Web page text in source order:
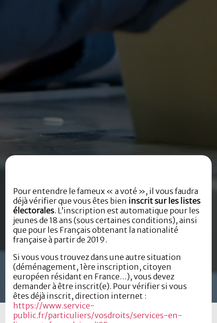
Pour entendre le fameux « a voté », il vous faudra
déjà vérifier que vous êtes bien inscrit sur les listes
électorales. L’inscription est automatique pour les
jeunes de 18 ans (sous certaines conditions), ainsi
que pour les Français obtenant la nationalité
française à partir de 2019.
Si vous vous trouvez dans une autre situation
(déménagement, 1ère inscription, citoyen
européen résidant en France…), vous devez
demander à être inscrit(e). Pour vérifier si vous
êtes déjà inscrit, direction internet :
https://www.service-
public.fr/particuliers/vosdroits/services-en-